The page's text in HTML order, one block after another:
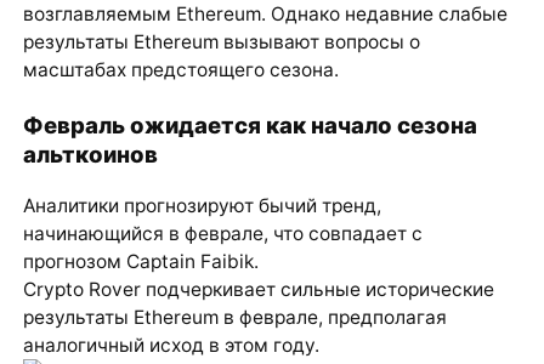
возглавляемым Ethereum. Однако недавние слабые
результаты Ethereum вызывают вопросы о
масштабах предстоящего сезона.
Февраль ожидается как начало сезона
альткоинов
Аналитики прогнозируют бычий тренд,
начинающийся в феврале, что совпадает с
прогнозом Captain Faibik.
Crypto Rover подчеркивает сильные исторические
результаты Ethereum в феврале, предполагая
аналогичный исход в этом году.